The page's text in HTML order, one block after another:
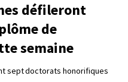
défileront
de
semaine
sept doctorats honorifiques